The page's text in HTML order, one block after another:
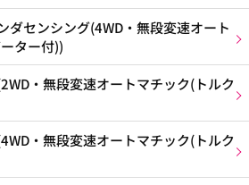
ンシング(4WD・無段変速オート
ター付))
・無段変速オートマチック(トルク
・無段変速オートマチック(トルク